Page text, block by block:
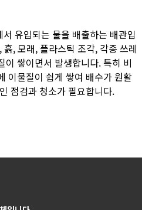
유입되는 물을 배출하는 배관입
, 모래, 플라스틱 조각, 각종 쓰레
이 쌓이면서 발생합니다. 특히 비
이물질이 쉽게 쌓여 배수가 원활
점검과 청소가 필요합니다.